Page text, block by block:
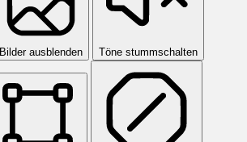
Bilder ausblenden Töne stummschalten